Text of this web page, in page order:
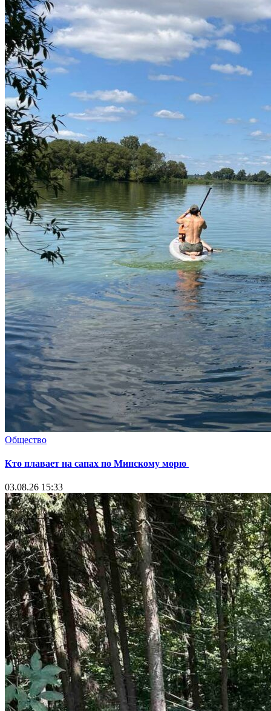
Общество
Кто плавает на сапах по Минскому морю
03.08.26 15:33